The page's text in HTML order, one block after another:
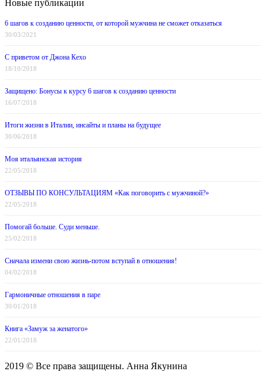
Новые публикации
6 шагов к созданию ценности, от которой мужчина не сможет отказаться
30/03/2021
С приветом от Джона Кехо
18/10/2018
Защищено: Бонусы к курсу 6 шагов к созданию ценности
16/07/2018
Итоги жизни в Италии, инсайты и планы на будущее
30/06/2018
Моя итальянская история
22/05/2018
ОТЗЫВЫ ПО КОНСУЛЬТАЦИЯМ «Как поговорить с мужчиной?»
22/05/2018
Помогай больше. Суди меньше.
25/02/2018
Сначала измени свою жизнь-потом вступай в отношения!
04/02/2018
Гармоничные отношения в паре
30/01/2018
Книга «Замуж за женатого»
22/01/2018
2019 © Все права защищены. Анна Якунина